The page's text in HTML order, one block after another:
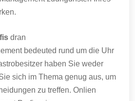
dran
bedeuted rund um die Uhr
haben Sie weder
sich im Thema genug aus, um
zu treffen. Onlien